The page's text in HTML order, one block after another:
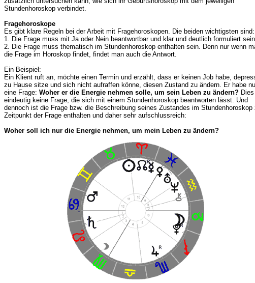
Stundenhoroskop verbindet.
Fragehoroskope
Es gibt klare Regeln bei der Arbeit mit Fragehoroskopen. Die beiden wichtigsten sind:
1. Die Frage muss mit Ja oder Nein beantwortbar und klar und deutlich formuliert sein.
2. Die Frage muss thematisch im Stundenhoroskop enthalten sein. Denn nur wenn
die Frage im Horoskop findet, findet man auch die Antwort.
Ein Beispiel:
Ein Klient ruft an, möchte einen Termin und erzählt, dass er keinen Job habe,
zu Hause sitze und sich nicht aufraffen könne, diesen Zustand zu ändern. Er habe
eine Frage: Woher er die Energie nehmen solle, um sein Leben zu ändern?
eindeutig keine Frage, die sich mit einem Stundenhoroskop beantworten lässt. Und
dennoch ist die Frage bzw. die Beschreibung seines Zustandes im Stundenhoroskop
Zeitpunkt der Frage enthalten und daher sehr aufschlussreich:
Woher soll ich nur die Energie nehmen, um mein Leben zu ändern?